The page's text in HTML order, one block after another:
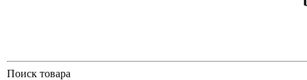
Поиск товара